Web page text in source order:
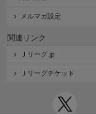
メルマガ設定
関連リンク
Ｊリーグ.jp
Ｊリーグチケット